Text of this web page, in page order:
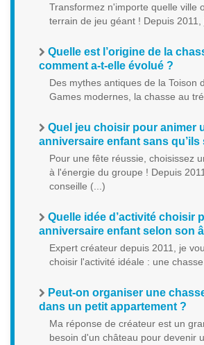
Transformez n'importe quelle ville
terrain de jeu géant ! Depuis 2011,
Quelle est l’origine de la
comment a-t-elle évolué ?
Des mythes antiques de la Toison
Games modernes, la chasse au
Quel jeu choisir pour animer
anniversaire enfant sans qu’ils
Pour une fête réussie, choisissez
à l'énergie du groupe ! Depuis
conseille (...)
Quelle idée d’activité choisir
anniversaire enfant selon son
Expert créateur depuis 2011, je
choisir l'activité idéale : une
Peut-on organiser une
dans un petit appartement ?
Ma réponse de créateur est un
besoin d'un château pour devenir